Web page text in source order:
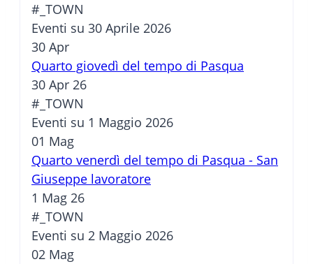
#_TOWN
Eventi su 30 Aprile 2026
30 Apr
Quarto giovedì del tempo di Pasqua
30 Apr 26
#_TOWN
Eventi su 1 Maggio 2026
01 Mag
Quarto venerdì del tempo di Pasqua - San
Giuseppe lavoratore
1 Mag 26
#_TOWN
Eventi su 2 Maggio 2026
02 Mag